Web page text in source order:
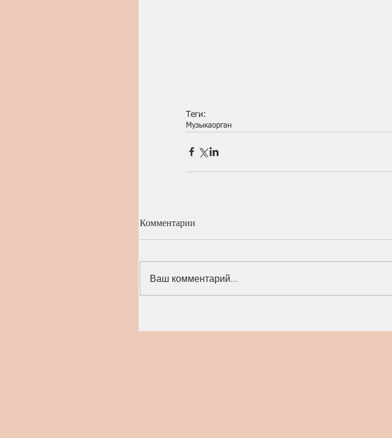
Теги:
Музыкаорган
Комментарии
Ваш комментарий...